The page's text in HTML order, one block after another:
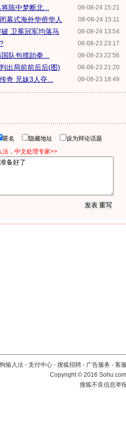
08-08-24 15:21
陈中梦断北...
08-08-24 15:11
幕式海外华侨华人
08-08-24 13:54
卫冕冠军均落马
08-08-23 23:17
08-08-23 22:56
队包揽跆拳...
08-08-23 21:20
出局前前后后(图)
08-08-23 18:49
奇 兄妹3人夺...
匿名 隐藏地址
设为辩论话题
法，中文处理专家>>
输入法 - 支付中心 - 搜狐招聘 - 广告服务 - 客
Copyright©2016
搜狐不良信息举